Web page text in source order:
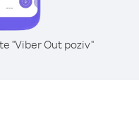
"Viber Out poziv"